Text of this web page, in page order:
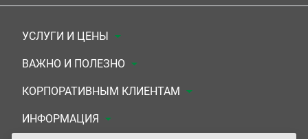
УСЛУГИ И ЦЕНЫ
Анализы
Комплексы
УЗИ
ВАЖНО И ПОЛЕЗНО
Документы для заключения договора
Система скидок
КОРПОРАТИВНЫМ КЛИЕНТАМ
Медицинским организациям
ИНФОРМАЦИЯ